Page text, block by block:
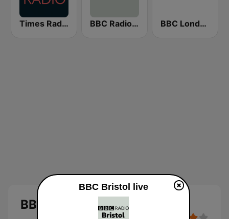
Times Radio BBC Radio Oxford BBC London
BBC Bristol
BBC Bristol live